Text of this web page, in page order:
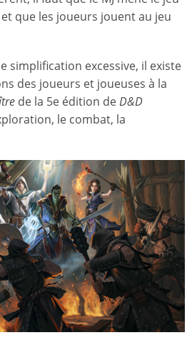
que les joueurs jouent au jeu
simplification excessive, il existe
des joueurs et joueuses à la
de la 5e édition deD&D
le combat, la